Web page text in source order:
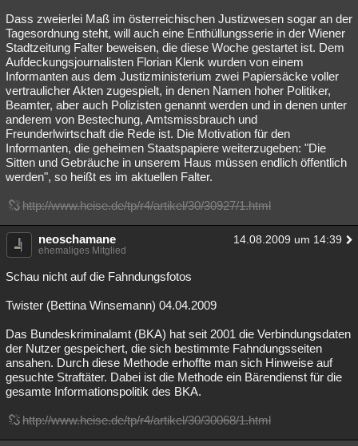
Dass zweierlei Maß im österreichischen Justizwesen sogar an der
Tagesordnung steht, will auch eine Enthüllungsserie in der Wiener
Stadtzeitung Falter beweisen, die diese Woche gestartet ist. Dem
Aufdeckungsjournalisten Florian Klenk wurden von einem
Informanten aus dem Justizministerium zwei Papiersäcke voller
vertraulicher Akten zugespielt, in denen Namen hoher Politiker,
Beamter, aber auch Polizisten genannt werden und in denen unter
anderem von Bestechung, Amtsmissbrauch und
Freunderlwirtschaft die Rede ist. Die Motivation für den
Informanten, die geheimen Staatspapiere weiterzugeben: "Die
Sitten und Gebräuche in unserem Haus müssen endlich öffentlich
werden", so heißt es im aktuellen Falter.
http://www.heise.de/tp/r4/artikel/30/30927/1.html
neoschamane 14.08.2009 um 14:39
ehemaliges Mitglied
Schau nicht auf die Fahndungsfotos
Twister (Bettina Winsemann) 04.04.2009
Das Bundeskriminalamt (BKA) hat seit 2001 die Verbindungsdaten
der Nutzer gespeichert, die sich bestimmte Fahndungsseiten
ansahen. Durch diese Methode erhoffte man sich Hinweise auf
gesuchte Straftäter. Dabei ist die Methode ein Bärendienst für die
gesamte Informationspolitik des BKA.
http://www.heise.de/tp/r4/artikel/30/30068/1.html